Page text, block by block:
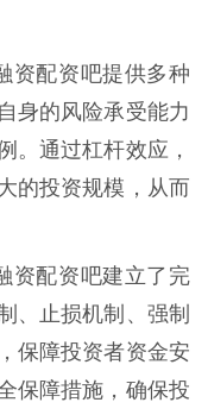
资配资吧提供多种
身的风险承受能力
。通过杠杆效应，
的投资规模，从而
资配资吧建立了完
、止损机制、强制
保障投资者资金安
保障措施，确保投